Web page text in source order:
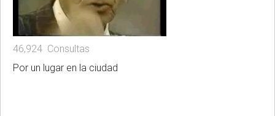
46,924 Consultas
Por un lugar en la ciudad